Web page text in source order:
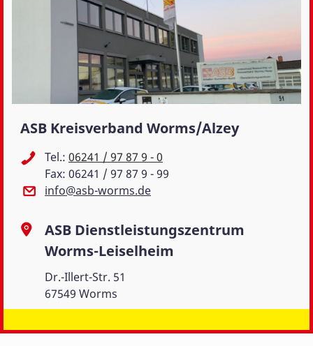
ASB Kreisverband Worms/Alzey
Tel.: 06241 / 97 87 9 - 0
Fax: 06241 / 97 87 9 - 99
info@asb-worms.de
ASB Dienstleistungszentrum
Worms-Leiselheim
Dr.-Illert-Str. 51
67549 Worms